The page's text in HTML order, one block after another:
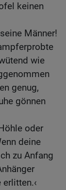
keinen
Männer!
wie
genug,
gönnen
oder
deine
zu Anfang